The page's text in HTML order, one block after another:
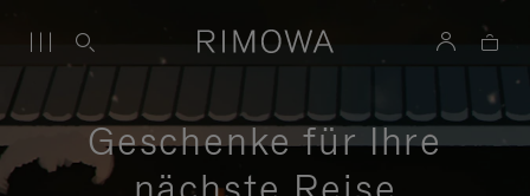
Geschenke für Ihre